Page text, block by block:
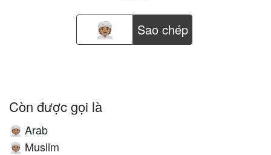
Sao chép
Còn được gọi là
👳🏽 Arab
👳🏽 Muslim